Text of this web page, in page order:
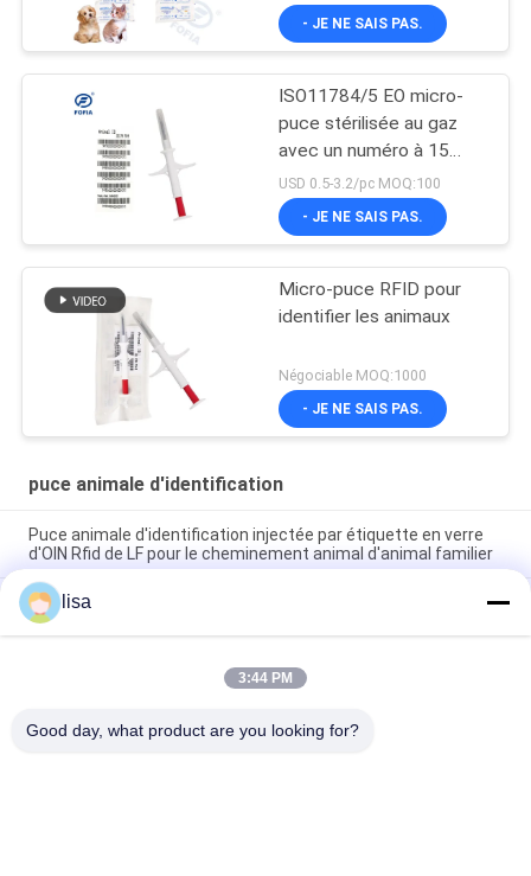
IP67
- JE NE SAIS PAS.
ISO11784/5 EO micro-
puce stérilisée au gaz
avec un numéro à 15
chiffres comme numéro
d'identification animale
USD 0.5-3.2/pc MOQ:100
- JE NE SAIS PAS.
Micro-puce RFID pour
identifier les animaux
Négociable MOQ:1000
- JE NE SAIS PAS.
puce animale d'identification
Puce animale d'identification injectée par étiquette en verre
d'OIN Rfid de LF pour le cheminement animal d'animal familier
Identité animale injectable Chip For Dogs Tracking de la puce
134.2KHz d'identification des transpondeurs ICAR
Étiquette en verre FDX - B 134.2KHz ISO11784/11785
transpondeurs injectables de puce animale d'identification de
lisa
3:44 PM
Good day, what product are you looking for?